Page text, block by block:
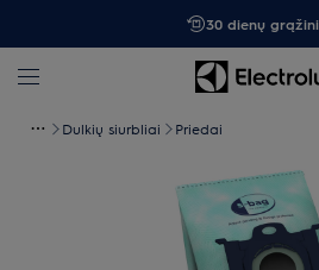
30 dienų
Dulkių siurbliai Priedai